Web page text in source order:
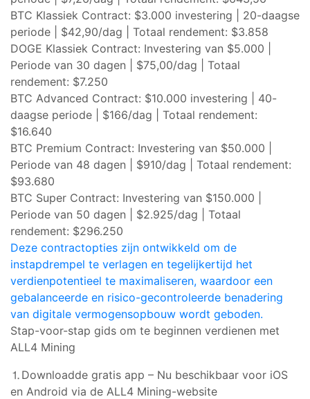
BTC Klassiek Contract: $3.000 investering | 20-daagse
periode | $42,90/dag | Totaal rendement: $3.858
DOGE Klassiek Contract: Investering van $5.000 |
Periode van 30 dagen | $75,00/dag | Totaal
rendement: $7.250
BTC Advanced Contract: $10.000 investering | 40-
daagse periode | $166/dag | Totaal rendement:
$16.640
BTC Premium Contract: Investering van $50.000 |
Periode van 48 dagen | $910/dag | Totaal rendement:
$93.680
BTC Super Contract: Investering van $150.000 |
Periode van 50 dagen | $2.925/dag | Totaal
rendement: $296.250
Deze contractopties zijn ontwikkeld om de
instapdrempel te verlagen en tegelijkertijd het
verdienpotentieel te maximaliseren, waardoor een
gebalanceerde en risico-gecontroleerde benadering
van digitale vermogensopbouw wordt geboden.
Stap-voor-stap gids om te beginnen verdienen met
ALL4 Mining
⒈Downloadde gratis app – Nu beschikbaar voor iOS
en Android via de ALL4 Mining-website